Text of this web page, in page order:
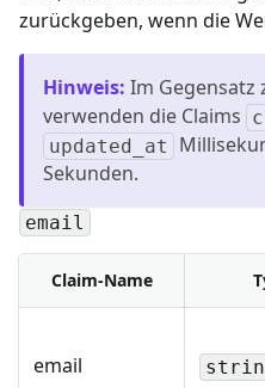
zurückgeben, wenn die
Hinweis: Im Gegensatz
verwenden die Claims
updated_at
Sekunden.
email
Claim-Name
email